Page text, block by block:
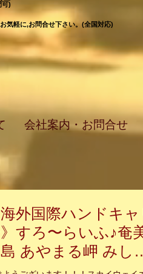
可)
気軽に,お問合せ下さい。(全国対応)
会社案内・お問合せ
海外国際ハンドキ
すろ〜らいふ♪奄
あやまる岬 みしょ
カフェ☕️